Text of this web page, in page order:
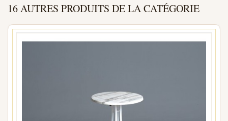
16 AUTRES PRODUITS DE LA CATÉGORIE